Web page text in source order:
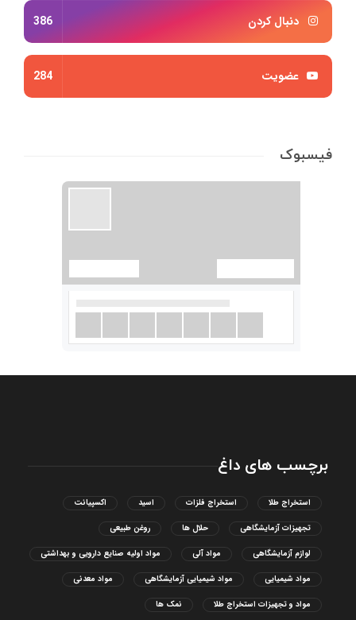
دنبال کردن 386
عضویت 284
فیسبوک
برچسب های داغ
استخراج طلا استخراج فلزات اسید اکسپیانت
تجهیزات آزمایشگاهی حلال ها روغن طبیعی
لوازم آزمایشگاهی مواد آلی مواد اولیه صنایع دارویی و بهداشتی
مواد شیمیایی مواد شیمیایی آزمایشگاهی مواد معدنی
مواد و تجهیزات استخراج طلا نمک ها